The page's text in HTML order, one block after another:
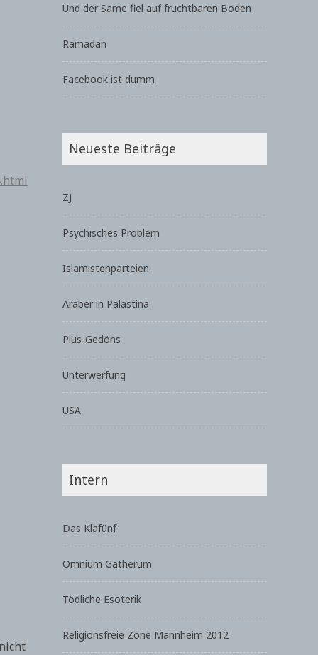
Und der Same fiel auf fruchtbaren Boden
Ramadan
Facebook ist dumm
Neueste Beiträge
ZJ
Psychisches Problem
Islamistenparteien
Araber in Palästina
Pius-Gedöns
Unterwerfung
USA
Intern
Das Klafünf
Omnium Gatherum
Tödliche Esoterik
Religionsfreie Zone Mannheim 2012